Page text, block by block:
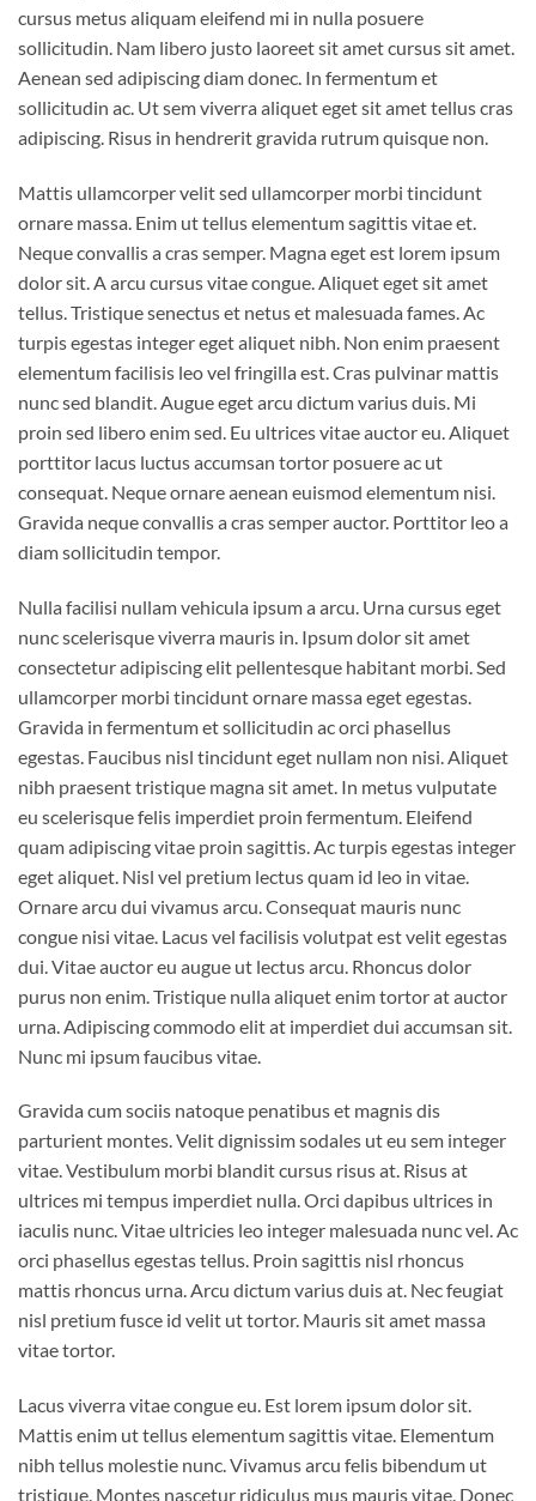
cursus metus aliquam eleifend mi in nulla posuere
sollicitudin. Nam libero justo laoreet sit amet cursus sit amet.
Aenean sed adipiscing diam donec. In fermentum et
sollicitudin ac. Ut sem viverra aliquet eget sit amet tellus cras
adipiscing. Risus in hendrerit gravida rutrum quisque non.
Mattis ullamcorper velit sed ullamcorper morbi tincidunt
ornare massa. Enim ut tellus elementum sagittis vitae et.
Neque convallis a cras semper. Magna eget est lorem ipsum
dolor sit. A arcu cursus vitae congue. Aliquet eget sit amet
tellus. Tristique senectus et netus et malesuada fames. Ac
turpis egestas integer eget aliquet nibh. Non enim praesent
elementum facilisis leo vel fringilla est. Cras pulvinar mattis
nunc sed blandit. Augue eget arcu dictum varius duis. Mi
proin sed libero enim sed. Eu ultrices vitae auctor eu. Aliquet
porttitor lacus luctus accumsan tortor posuere ac ut
consequat. Neque ornare aenean euismod elementum nisi.
Gravida neque convallis a cras semper auctor. Porttitor leo a
diam sollicitudin tempor.
Nulla facilisi nullam vehicula ipsum a arcu. Urna cursus eget
nunc scelerisque viverra mauris in. Ipsum dolor sit amet
consectetur adipiscing elit pellentesque habitant morbi. Sed
ullamcorper morbi tincidunt ornare massa eget egestas.
Gravida in fermentum et sollicitudin ac orci phasellus
egestas. Faucibus nisl tincidunt eget nullam non nisi. Aliquet
nibh praesent tristique magna sit amet. In metus vulputate
eu scelerisque felis imperdiet proin fermentum. Eleifend
quam adipiscing vitae proin sagittis. Ac turpis egestas integer
eget aliquet. Nisl vel pretium lectus quam id leo in vitae.
Ornare arcu dui vivamus arcu. Consequat mauris nunc
congue nisi vitae. Lacus vel facilisis volutpat est velit egestas
dui. Vitae auctor eu augue ut lectus arcu. Rhoncus dolor
purus non enim. Tristique nulla aliquet enim tortor at auctor
urna. Adipiscing commodo elit at imperdiet dui accumsan sit.
Nunc mi ipsum faucibus vitae.
Gravida cum sociis natoque penatibus et magnis dis
parturient montes. Velit dignissim sodales ut eu sem integer
vitae. Vestibulum morbi blandit cursus risus at. Risus at
ultrices mi tempus imperdiet nulla. Orci dapibus ultrices in
iaculis nunc. Vitae ultricies leo integer malesuada nunc vel. Ac
orci phasellus egestas tellus. Proin sagittis nisl rhoncus
mattis rhoncus urna. Arcu dictum varius duis at. Nec feugiat
nisl pretium fusce id velit ut tortor. Mauris sit amet massa
vitae tortor.
Lacus viverra vitae congue eu. Est lorem ipsum dolor sit.
Mattis enim ut tellus elementum sagittis vitae. Elementum
nibh tellus molestie nunc. Vivamus arcu felis bibendum ut
tristique. Montes nascetur ridiculus mus mauris vitae. Donec